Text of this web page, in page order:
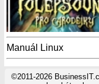
Manuál Linux
©2011-2026